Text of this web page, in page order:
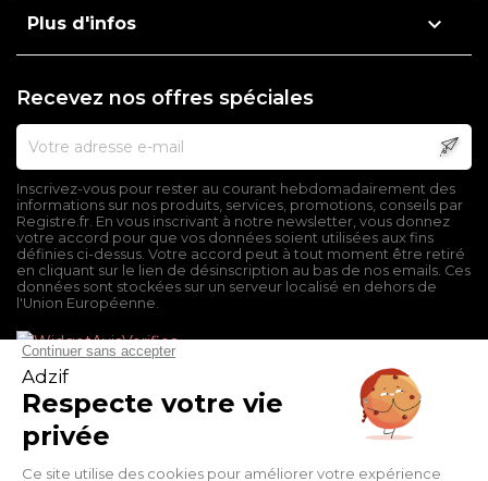
Plus d'infos 
Recevez nos offres spéciales
Inscrivez-vous pour rester au courant hebdomadairement des
informations sur nos produits, services, promotions, conseils par
Registre.fr. En vous inscrivant à notre newsletter, vous donnez
votre accord pour que vos données soient utilisées aux fins
définies ci-dessus. Votre accord peut à tout moment être retiré
en cliquant sur le lien de désinscription au bas de nos emails. Ces
données sont stockées sur un serveur localisé en dehors de
l'Union Européenne.